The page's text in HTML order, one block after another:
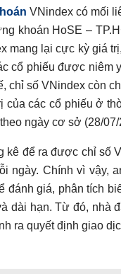
của chỉ số VNindex
số VNindex quan trọng
lý của các trader
phát triển của nền kinh tế
động của thị trường
chưa biết
VNindex có mối
khoán HoSE –
mang lại cực kỳ giá
cổ phiếu được niêm
chỉ số VNindex còn
của các cổ phiếu ở
ngày cơ sở (28/07/
kê để ra được chỉ số
ngày. Chính vì vậy,
đánh giá, phân tích
dài hạn. Từ đó, nhà
ra quyết định giao